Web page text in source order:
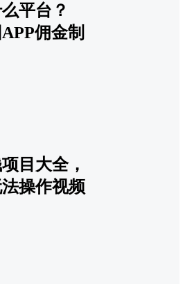
平台？
佣金制
目大全，
操作视频